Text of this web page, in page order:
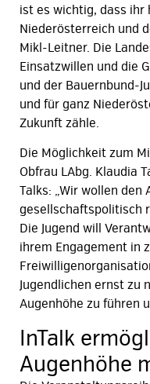
ist es wichtig, dass
Niederösterreich und
Mikl-Leitner. Die
Einsatzwillen und die
und der Bauernbund-
und für ganz
Zukunft zähle.
Die Möglichkeit zum
Obfrau LAbg. Klaudia
Talks: „Wir wollen den
gesellschaftspolitisch
Die Jugend will
ihrem Engagement in
Jugendlichen ernst zu
Augenhöhe zu führen
InTalk
Augenhöhe